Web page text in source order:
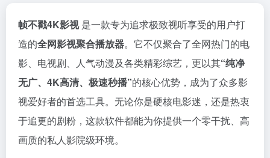
帧不戳4K影视是一款专为追求极致视听享受的用户打
造的全网影视聚合播放器。它不仅聚合了全网热门的电
影、电视剧、人气动漫及各类精彩综艺，更以其“纯净
无广、4K高清、极速秒播”的核心优势，成为了众多影
视爱好者的首选工具。无论你是硬核电影迷，还是热衷
于追更的剧粉，这款软件都能为你提供一个零干扰、高
画质的私人影院级环境。